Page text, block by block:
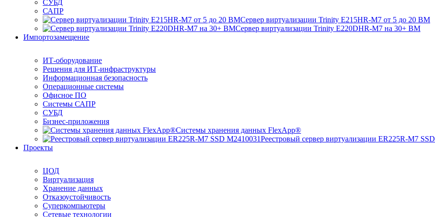
СУБД
САПР
Сервер виртуализации Trinity E215HR-M7 от 5 до 20 ВМ
Сервер виртуализации Trinity E220DHR-M7 на 30+ ВМ
Импортозамещение
ИТ-оборудование
Решения для ИТ-инфраструктуры
Информационная безопасность
Операционные системы
Офисное ПО
Системы САПР
СУБД
Бизнес-приложения
Системы хранения данных FlexApp®
Реестровый сервер виртуализации ER225R-M7
Проекты
ЦОД
Виртуализация
Хранение данных
Отказоустойчивость
Суперкомпьютеры
Сетевые технологии